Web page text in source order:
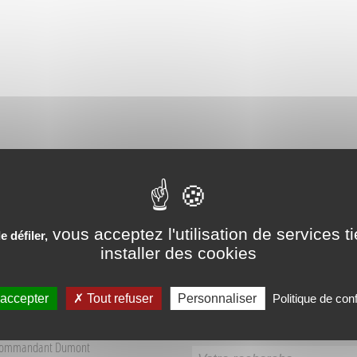
VÉCUES AUX
Dumont
défiler, vous acceptez l'utilisation de services
installer des cookies
Tout refuser Personnaliser Politique de